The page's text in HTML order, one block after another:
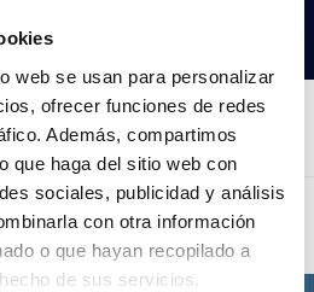
web se usan para personalizar
ofrecer funciones de redes
Además, compartimos
que haga del sitio web con
sociales, publicidad y análisis
con otra información
o que hayan recopilado a
de sus servicios.